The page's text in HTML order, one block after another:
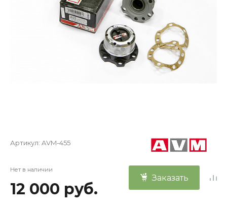
Артикул: AVM-455
Нет в наличии
12 000 руб.
Заказать